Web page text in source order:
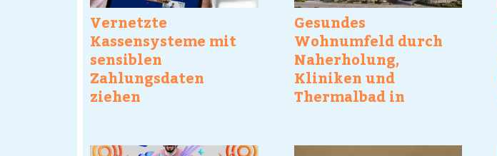
Vernetzte
Kassensysteme mit
sensiblen
Zahlungsdaten
ziehen
Gesundes
Wohnumfeld durch
Naherholung,
Kliniken und
Thermalbad in